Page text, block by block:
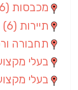
מכבסות (6)
תיירות (6)
תחבורה
בעלי
בעלי